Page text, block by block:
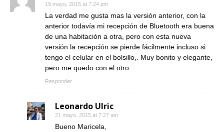
19 mayo, 2015 at 7:24 pm
La verdad me gusta mas la versión anterior, con la
anterior todavía mi recepción de Bluetooth era buena
de una habitación a otra, pero con esta nueva
versión la recepción se pierde fácilmente incluso si
tengo el celular en el bolsillo,. Muy bonito y elegante,
pero me quedo con el otro.
Responder
Leonardo Ulric
21 mayo, 2015 at 7:27 am
Bueno Maricela,